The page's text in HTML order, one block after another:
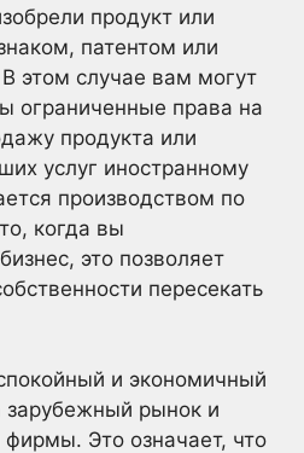
продукт или
патентом или
этом случае вам могут
ограниченные права на
продукта или
услуг иностранному
производством по
когда вы
это позволяет
пересекать
и экономичный
зарубежный рынок и
Это означает, что